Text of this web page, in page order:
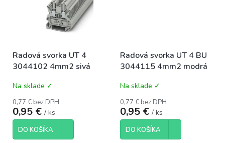
Radová svorka UT 4
3044102 4mm2 sivá
Na sklade ✓
0,77 € bez DPH
0,95 € / ks
DO KOŠÍKA
Radová svorka UT 4 BU
3044115 4mm2 modrá
Na sklade ✓
0,77 € bez DPH
0,95 € / ks
DO KOŠÍKA